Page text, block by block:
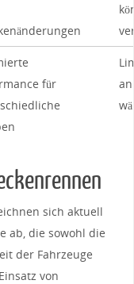
für
sich ⁣aktuell
ab, die sowohl‍ die
der Fahrzeuge
von